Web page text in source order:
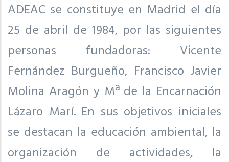
ADEAC se constituye en Madrid el día
25 de abril de 1984, por las siguientes
personas fundadoras: Vicente
Fernández Burgueño, Francisco Javier
Molina Aragón y Mª de la Encarnación
Lázaro Marí. En sus objetivos iniciales
se destacan la educación ambiental, la
organización de actividades, la